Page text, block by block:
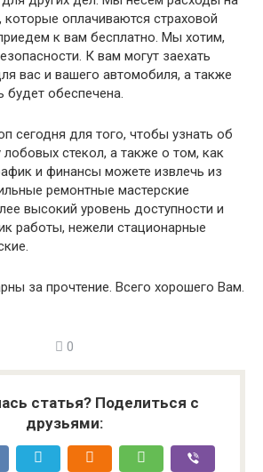
которые оплачиваются страховой
к вам бесплатно. Мы хотим,
К вам могут заехать
вас и вашего автомобиля, а также
будет обеспечена.
сегодня для того, чтобы узнать об
лобовых стекол, а также о том, как
и финансы можете извлечь из
ремонтные мастерские
высокий уровень доступности и
работы, нежели стационарные
за прочтение. Всего хорошего Вам.
0
статья? Поделиться с
друзьями: